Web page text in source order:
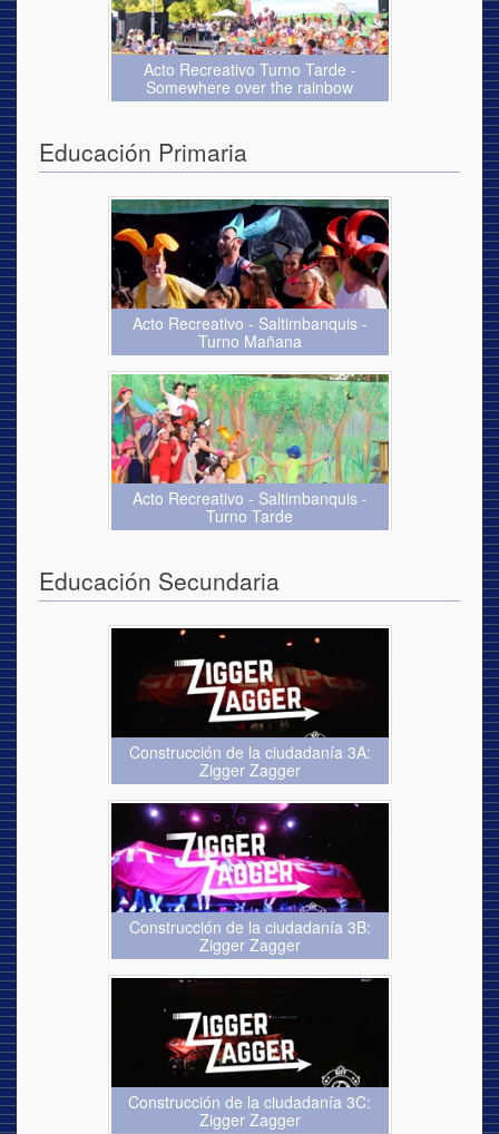
Acto Recreativo Turno Tarde -
Somewhere over the rainbow
Educación Primaria
Acto Recreativo - Saltimbanquis -
Turno Mañana
Acto Recreativo - Saltimbanquis -
Turno Tarde
Educación Secundaria
Construcción de la ciudadanía 3A:
Zigger Zagger
Construcción de la ciudadanía 3B:
Zigger Zagger
Construcción de la ciudadanía 3C:
Zigger Zagger